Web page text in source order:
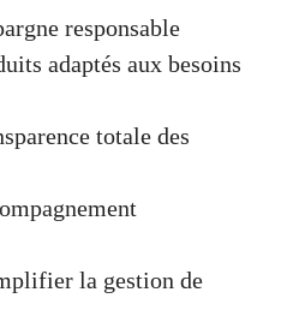
responsable
adaptés aux besoins
totale des
la gestion de